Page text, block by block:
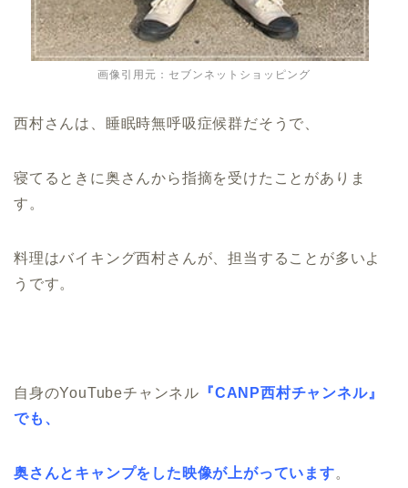
画像引用元：セブンネットショッピング
西村さんは、睡眠時無呼吸症候群だそうで、
寝てるときに奥さんから指摘を受けたことがありま
す。
料理はバイキング西村さんが、担当することが多いよ
うです。
自身のYouTubeチャンネル 『CANP西村チャンネル』
でも、
奥さんとキャンプをした映像が上がっています。